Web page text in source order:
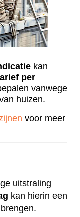
kan
per
vanwege
huizen.
voor meer
uitstraling
kan hierin een